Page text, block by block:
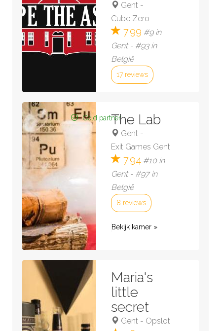
Gent -
Cube Zero
7.99 #9 in
Gent - #93 in
België
17 reviews
Gold partnerThe Lab
Gent -
Exit Games Gent
7.94 #10 in
Gent - #97 in
België
8 reviews
Bekijk kamer »
Maria's
little
secret
Gent - Opslot